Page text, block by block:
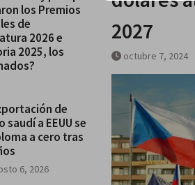
Historia 2025, los escritores
galardonados?
2027
octubre 7, 2024
los Premios
de
2026 e
2025, los
de
saudí a EEUU se
a cero tras
6, 2026